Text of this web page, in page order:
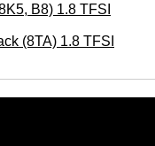
B8) 1.8 TFSI
(8TA) 1.8 TFSI